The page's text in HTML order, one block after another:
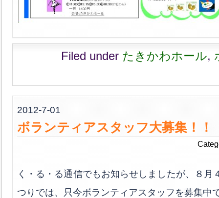
Filed under たきかわホール,
2012-7-01
ボランティアスタッフ大募集！！
く・る・る通信でもお知らせしましたが、８月
つりでは、只今ボランティアスタッフを募集中